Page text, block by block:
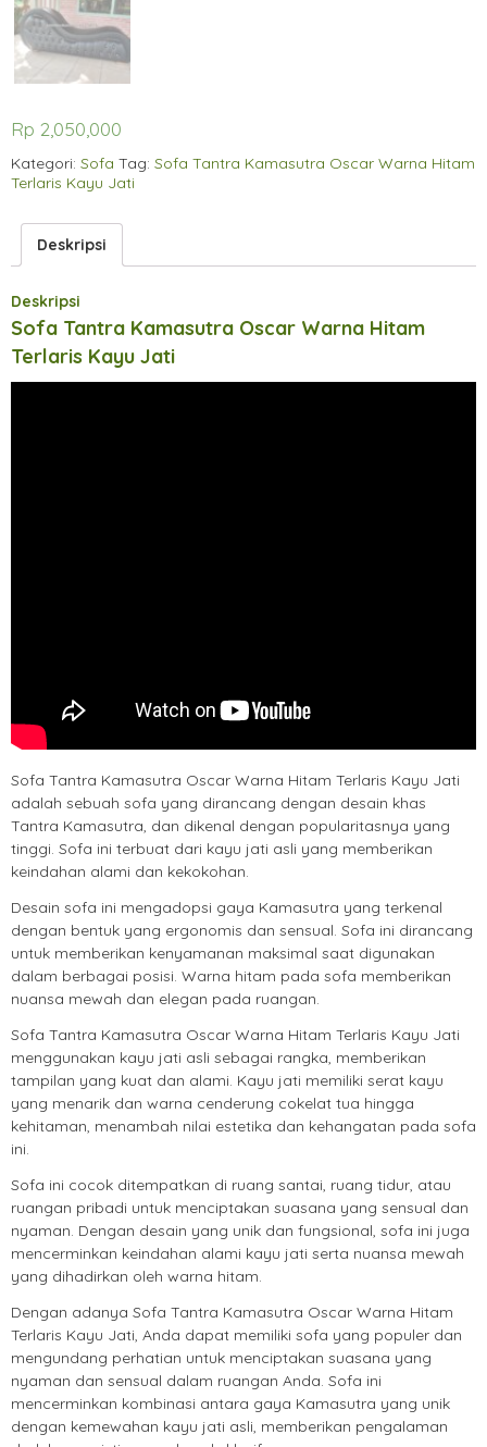
Rp 2,050,000
Kategori: Sofa Tag: Sofa Tantra Kamasutra Oscar Warna Hitam
Terlaris Kayu Jati
Deskripsi
Deskripsi
Sofa Tantra Kamasutra Oscar Warna Hitam
Terlaris Kayu Jati
Sofa Tantra Kamasutra Oscar Warna Hitam Terlaris Kayu Jati
adalah sebuah sofa yang dirancang dengan desain khas
Tantra Kamasutra, dan dikenal dengan popularitasnya yang
tinggi. Sofa ini terbuat dari kayu jati asli yang memberikan
keindahan alami dan kekokohan.
Desain sofa ini mengadopsi gaya Kamasutra yang terkenal
dengan bentuk yang ergonomis dan sensual. Sofa ini dirancang
untuk memberikan kenyamanan maksimal saat digunakan
dalam berbagai posisi. Warna hitam pada sofa memberikan
nuansa mewah dan elegan pada ruangan.
Sofa Tantra Kamasutra Oscar Warna Hitam Terlaris Kayu Jati
menggunakan kayu jati asli sebagai rangka, memberikan
tampilan yang kuat dan alami. Kayu jati memiliki serat kayu
yang menarik dan warna cenderung cokelat tua hingga
kehitaman, menambah nilai estetika dan kehangatan pada sofa
ini.
Sofa ini cocok ditempatkan di ruang santai, ruang tidur, atau
ruangan pribadi untuk menciptakan suasana yang sensual dan
nyaman. Dengan desain yang unik dan fungsional, sofa ini juga
mencerminkan keindahan alami kayu jati serta nuansa mewah
yang dihadirkan oleh warna hitam.
Dengan adanya Sofa Tantra Kamasutra Oscar Warna Hitam
Terlaris Kayu Jati, Anda dapat memiliki sofa yang populer dan
mengundang perhatian untuk menciptakan suasana yang
nyaman dan sensual dalam ruangan Anda. Sofa ini
mencerminkan kombinasi antara gaya Kamasutra yang unik
dengan kemewahan kayu jati asli, memberikan pengalaman